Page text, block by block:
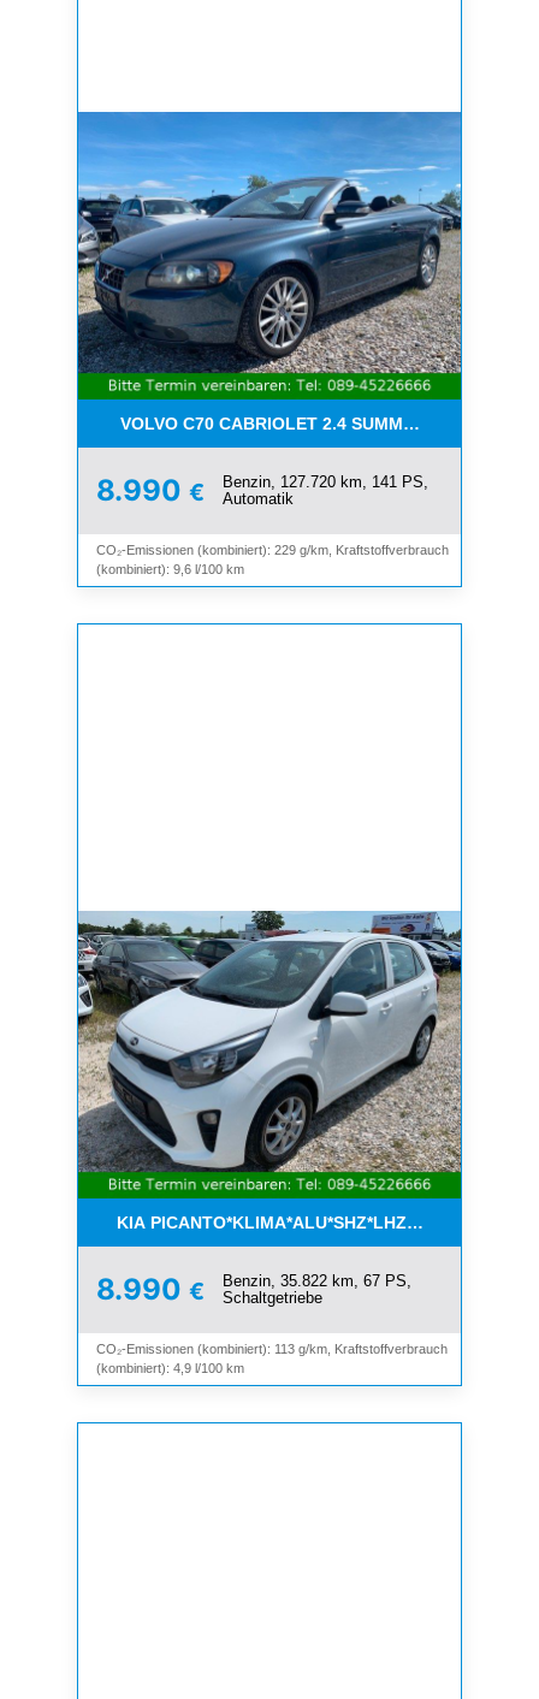
VOLVO C70 CABRIOLET 2.4
8.990 €
Benzin, 127.720 km, 141 PS,
Automatik
CO₂-Emissionen (kombiniert): 229 g/km, Kraftstoffverbrauch
(kombiniert): 9,6 l/100 km
KIA PICANTO*KLIMA*ALU*SHZ*LHZ*BLUETOOTH*
8.990 €
Benzin, 35.822 km, 67 PS,
Schaltgetriebe
CO₂-Emissionen (kombiniert): 113 g/km, Kraftstoffverbrauch
(kombiniert): 4,9 l/100 km